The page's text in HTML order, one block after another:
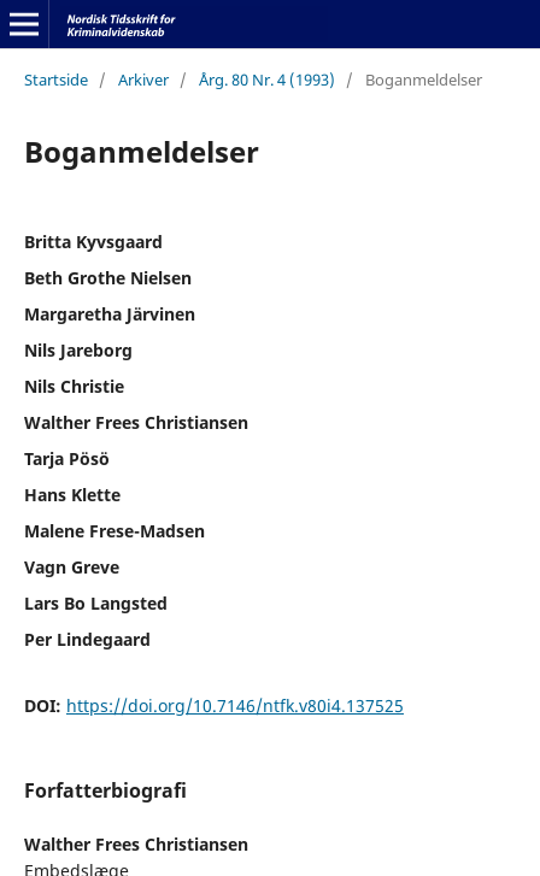
Startside / Arkiver / Årg. 80 Nr. 4 (1993) / Boganmeldelser
Boganmeldelser
Britta Kyvsgaard
Beth Grothe Nielsen
Margaretha Järvinen
Nils Jareborg
Nils Christie
Walther Frees Christiansen
Tarja Pösö
Hans Klette
Malene Frese-Madsen
Vagn Greve
Lars Bo Langsted
Per Lindegaard
DOI: https://doi.org/10.7146/ntfk.v80i4.137525
Forfatterbiografi
Walther Frees Christiansen
Embedslæge